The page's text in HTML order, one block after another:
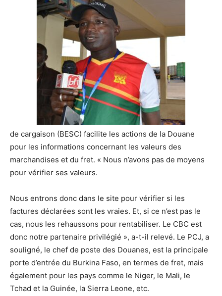
de cargaison (BESC) facilite les actions de la Douane
pour les informations concernant les valeurs des
marchandises et du fret. « Nous n’avons pas de moyens
pour vérifier ses valeurs.
Nous entrons donc dans le site pour vérifier si les
factures déclarées sont les vraies. Et, si ce n’est pas le
cas, nous les rehaussons pour rentabiliser. Le CBC est
donc notre partenaire privilégié », a-t-il relevé. Le PCJ, a
souligné, le chef de poste des Douanes, est la principale
porte d’entrée du Burkina Faso, en termes de fret, mais
également pour les pays comme le Niger, le Mali, le
Tchad et la Guinée, la Sierra Leone, etc.